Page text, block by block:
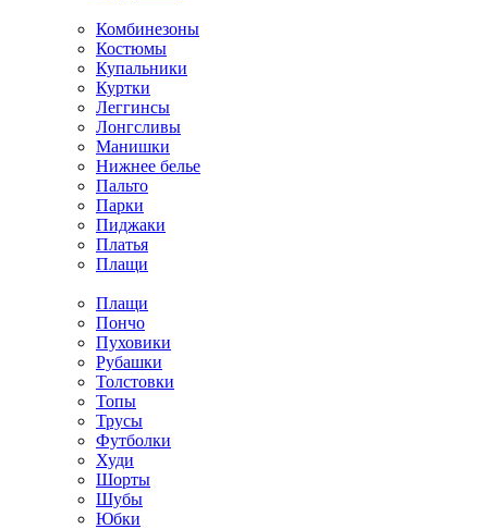
Комбинезоны
Костюмы
Купальники
Куртки
Леггинсы
Лонгсливы
Манишки
Нижнее белье
Пальто
Парки
Пиджаки
Платья
Плащи
Плащи
Пончо
Пуховики
Рубашки
Толстовки
Топы
Трусы
Футболки
Худи
Шорты
Шубы
Юбки